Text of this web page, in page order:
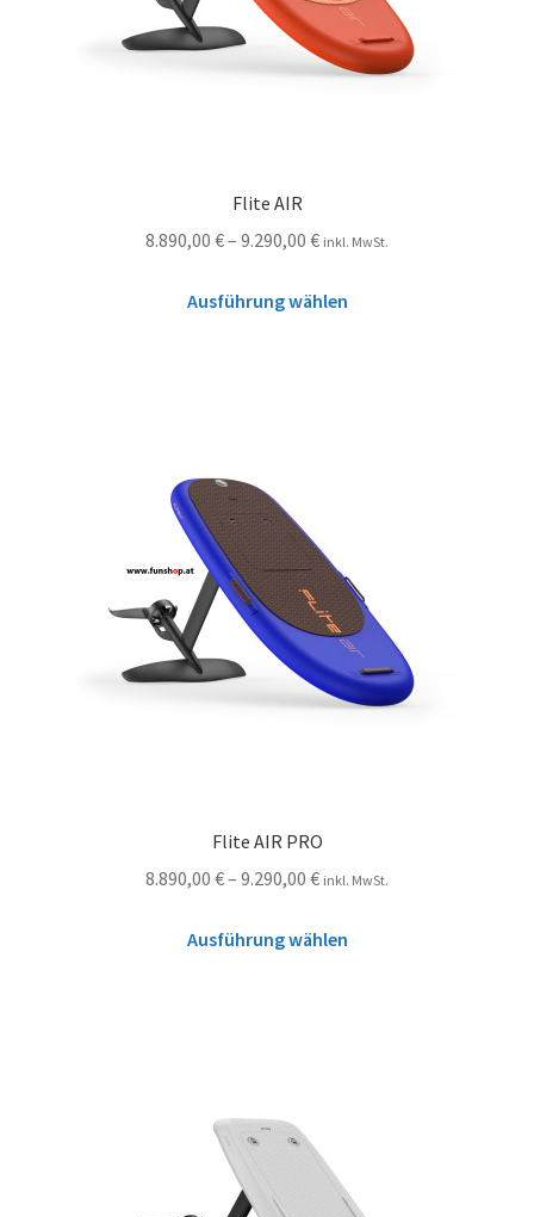
Flite AIR
8.890,00 €– 9.290,00 € inkl. MwSt.
Ausführung wählen
Flite AIR PRO
8.890,00 €– 9.290,00 € inkl. MwSt.
Ausführung wählen